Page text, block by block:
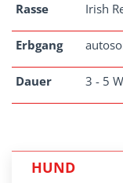
Rasse Irish
Erbgang
Dauer 3 - 5
HUND